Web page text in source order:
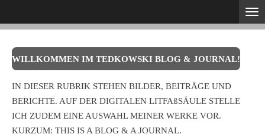
Hauptinhalt
WILLKOMMEN IM TEDKOWSKI BLOG & JOURNAL!
IN DIESER RUBRIK STEHEN BILDER, BEITRÄGE UND
BERICHTE. AUF DER DIGITALEN LITFAßSÄULE STELLE
ICH ZUDEM EINE AUSWAHL MEINER WERKE VOR.
KURZUM: THIS IS A BLOG & A JOURNAL.